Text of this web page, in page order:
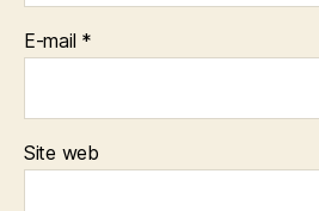
E-mail *
Site web